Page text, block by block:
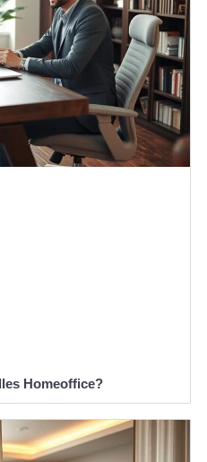
Homeoffice?